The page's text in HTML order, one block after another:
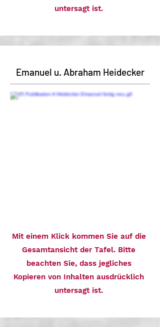
untersagt ist.
Emanuel u. Abraham Heidecker
Mit einem Klick kommen Sie auf die
Gesamtansicht der Tafel. Bitte
beachten Sie, dass jegliches
Kopieren von Inhalten ausdrücklich
untersagt ist.